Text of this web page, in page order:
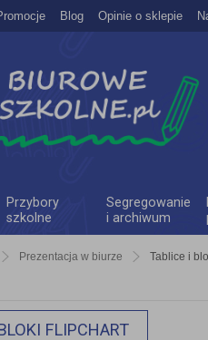
Blog Opinie o sklepie
Przybory
szkolne
Segregowanie
i archiwum
Prezentacja w biurze Tablice i
FLIPCHART